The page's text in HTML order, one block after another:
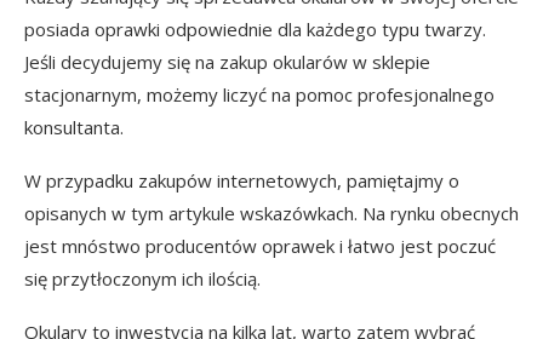
posiada oprawki odpowiednie dla każdego typu twarzy.
Jeśli decydujemy się na zakup okularów w sklepie
stacjonarnym, możemy liczyć na pomoc profesjonalnego
konsultanta.
W przypadku zakupów internetowych, pamiętajmy o
opisanych w tym artykule wskazówkach. Na rynku obecnych
jest mnóstwo producentów oprawek i łatwo jest poczuć
się przytłoczonym ich ilością.
Okulary to inwestycja na kilka lat, warto zatem wybrać